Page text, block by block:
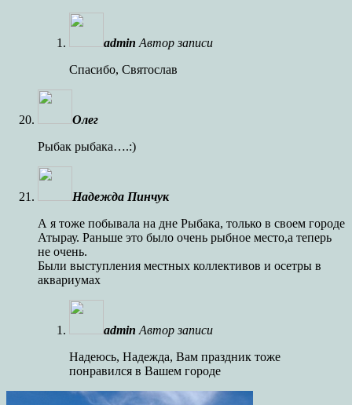
admin Автор записи
Спасибо, Святослав
Олег
Рыбак рыбака….:)
Надежда Пинчук
А я тоже побывала на дне Рыбака, только в своем городе
Атырау. Раньше это было очень рыбное место,а теперь
не очень.
Были выступления местных коллективов и осетры в
аквариумах
admin Автор записи
Надеюсь, Надежда, Вам праздник тоже
понравился в Вашем городе